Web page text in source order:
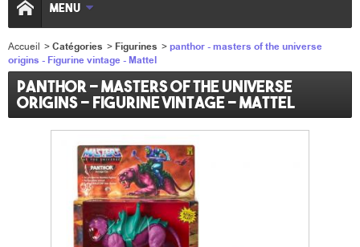
MENU
Accueil >Catégories > Figurines >panthor - masters of the universe
origins - Figurine vintage - Mattel
panthor - masters of the universe
origins - Figurine vintage - Mattel